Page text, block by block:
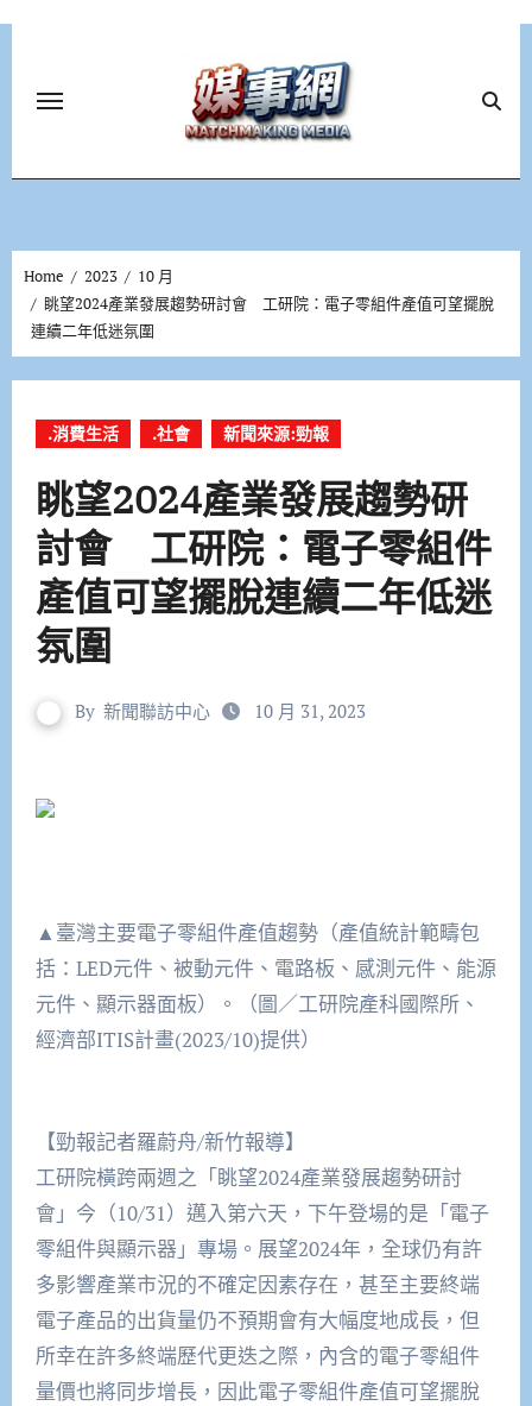
Home 2023
10 月
眺望2024產業發展趨勢研討會 工研院：電子零組件產值可望擺脫
連續二年低迷氛圍
.消費生活 .社會 新聞來源:勁報
眺望2024產業發展趨勢研
討會 工研院：電子零組件
產值可望擺脫連續二年低迷
氛圍
By 新聞聯訪中心 10 月 31, 2023
▲臺灣主要電子零組件產值趨勢（產值統計範疇包
括：LED元件、被動元件、電路板、感測元件、能源
元件、顯示器面板）。（圖／工研院產科國際所、
經濟部ITIS計畫(2023/10)提供）
【勁報記者羅蔚舟/新竹報導】
工研院橫跨兩週之「眺望2024產業發展趨勢研討
會」今（10/31）邁入第六天，下午登場的是「電子
零組件與顯示器」專場。展望2024年，全球仍有許
多影響產業市況的不確定因素存在，甚至主要終端
電子產品的出貨量仍不預期會有大幅度地成長，但
所幸在許多終端歷代更迭之際，內含的電子零組件
量價也將同步增長，因此電子零組件產值可望擺脫